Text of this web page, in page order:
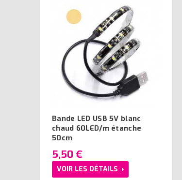
Bande LED USB 5V blanc
chaud 60LED/m étanche
50cm
5,50 €
VOIR LES DÉTAILS